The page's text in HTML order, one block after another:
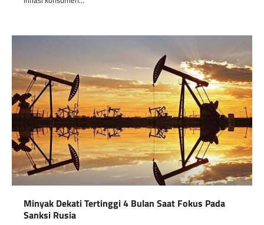
Minyak Dekati Tertinggi 4 Bulan Saat Fokus Pada
Sanksi Rusia